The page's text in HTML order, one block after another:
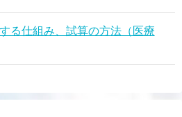
る仕組み、試算の方法（医療